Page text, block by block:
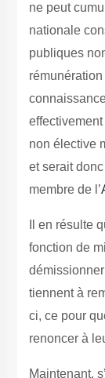
ne peut
nationale
publiques
non élective
et serait
membre de l’
Il en résulte
fonction de
tiennent à
ci, ce pour
renoncer à
Maintenant,